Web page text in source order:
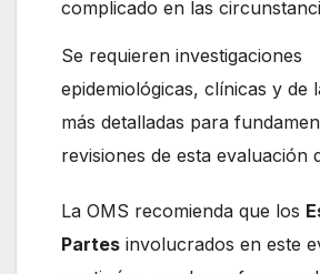
complicado en las
Se requieren investigaciones
epidemiológicas, clínicas y de
más detalladas para
revisiones de esta evaluación
La OMS recomienda que los
Partes involucrados en este